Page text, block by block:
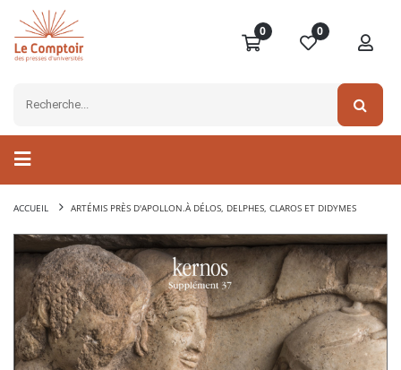
0 0
ACCUEIL ARTÉMIS PRÈS D'APOLLON.À DÉLOS, DELPHES, CLAROS ET DIDYMES